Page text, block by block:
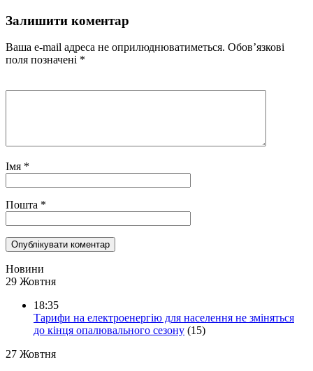
Залишити коментар
Ваша e-mail адреса не оприлюднюватиметься. Обов’язкові
поля позначені *
Імя *
Пошта *
Новини
29 Жовтня
18:35
Тарифи на електроенергію для населення не зміняться
до кінця опалювального сезону (15)
27 Жовтня